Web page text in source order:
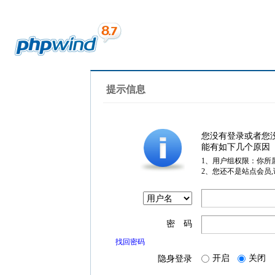
提示信息
您没有登录或者您
能有如下几个原因
1、用户组权限：你所
2、您还不是站点会员
密 码
找回密码
隐身登录 开启 关闭